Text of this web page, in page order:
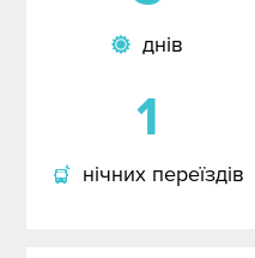
днів
1
нічних переїздів